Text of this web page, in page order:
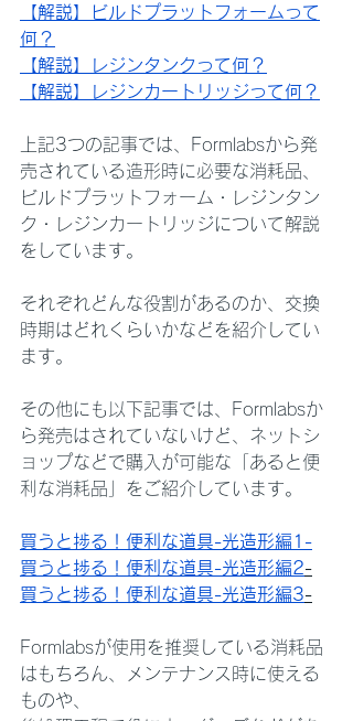
【解説】ビルドプラットフォームって
何？
【解説】レジンタンクって何？
【解説】レジンカートリッジって何？
上記3つの記事では、Formlabsから発
売されている造形時に必要な消耗品、
ビルドプラットフォーム・レジンタン
ク・レジンカートリッジについて解説
をしています。
それぞれどんな役割があるのか、交換
時期はどれくらいかなどを紹介してい
ます。
その他にも以下記事では、Formlabsか
ら発売はされていないけど、ネットシ
ョップなどで購入が可能な「あると便
利な消耗品」をご紹介しています。
買うと捗る！便利な道具-光造形編1-
買うと捗る！便利な道具-光造形編2-
買うと捗る！便利な道具-光造形編3-
Formlabsが使用を推奨している消耗品
はもちろん、メンテナンス時に使える
ものや、